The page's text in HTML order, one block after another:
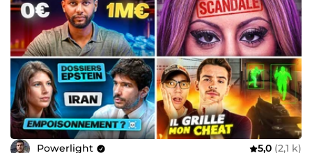
Powerlight 5,0 (2,1 k)